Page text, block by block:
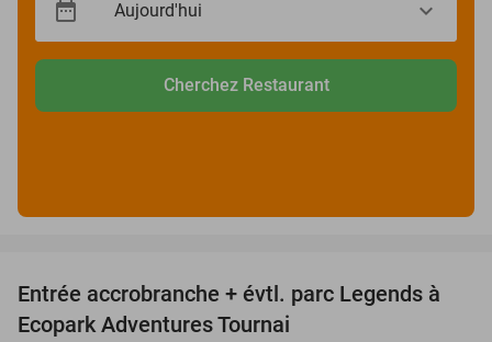
Cherchez Restaurant
17%
Entrée accrobranche + évtl. parc Legends à
Ecopark Adventures Tournai